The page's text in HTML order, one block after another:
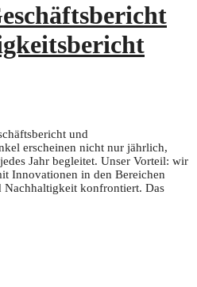
und
erscheinen nicht nur jährlich,
Jahr begleitet. Unser Vorteil: wir
Innovationen in den Bereichen
konfrontiert. Das